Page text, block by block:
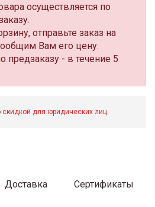
осуществляется по
отправьте заказ на
Вам его цену.
предзаказу - в течение 5
скидкой для юридических лиц
Доставка Сертификаты